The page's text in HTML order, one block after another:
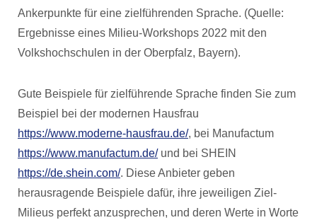
Ankerpunkte für eine zielführenden Sprache. (Quelle:
Ergebnisse eines Milieu-Workshops 2022 mit den
Volkshochschulen in der Oberpfalz, Bayern).
Gute Beispiele für zielführende Sprache finden Sie zum
Beispiel bei der modernen Hausfrau
https://www.moderne-hausfrau.de/, bei Manufactum
https://www.manufactum.de/und bei SHEIN
https://de.shein.com/. Diese Anbieter geben
herausragende Beispiele dafür, ihre jeweiligen Ziel-
Milieus perfekt anzusprechen, und deren Werte in Worte